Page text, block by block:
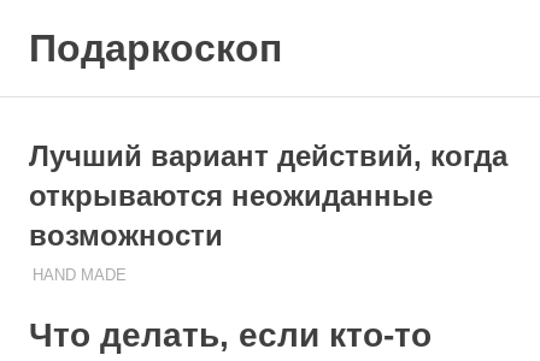
Подаркоскоп
подарить
Лучший вариант действий, когда
открываются неожиданные
возможности
23.10.2023
ПОДАРЧЕК
HAND MADE
Что делать, если кто-то